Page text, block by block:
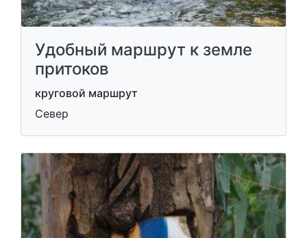
Удобный маршрут к земле
притоков
круговой маршрут
Север